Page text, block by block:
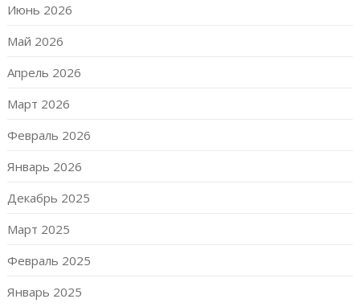
Июнь 2026
Май 2026
Апрель 2026
Март 2026
Февраль 2026
Январь 2026
Декабрь 2025
Март 2025
Февраль 2025
Январь 2025